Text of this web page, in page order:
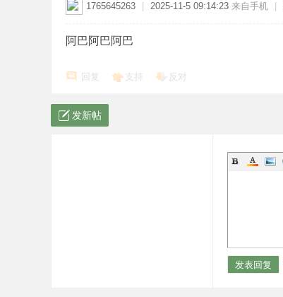
1765645263 2025-11-5 09:14:23 来自手机
阿巴阿巴阿巴
回复 支持 反对
发新帖
发表回复